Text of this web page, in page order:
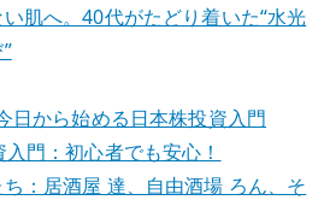
肌へ。40代がたどり着いた“水光
日から始める日本株投資入門
門：初心者でも安心！
：居酒屋 達、自由酒場 ろん、そ